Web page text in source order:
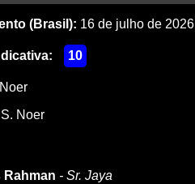
(Brasil): 16 de julho de 2026
10
Noer
Rahman - Sr. Jaya